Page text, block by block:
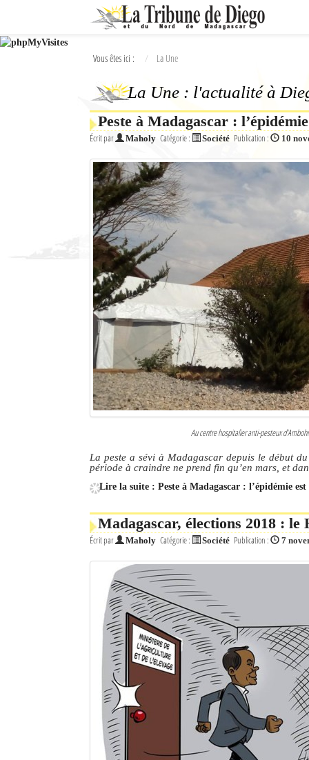
Ok
L'actualité à Diego Suarez
Le Nord de Madagascar
L'actualité du tourisme
Vous êtes ici : La Une
La Une : l'actualité à
Peste à Madagascar :
Écrit par Maholy Catégorie : Société Publication : 10
Au centre hospitalier anti-pesteux
La peste a sévi à Madagascar depuis le début
période à craindre ne prend fin qu’en mars, et
Lire la suite : Peste à Madagascar : l’épidémie est
Madagascar, élections 2018 :
Écrit par Maholy Catégorie : Société Publication : 7